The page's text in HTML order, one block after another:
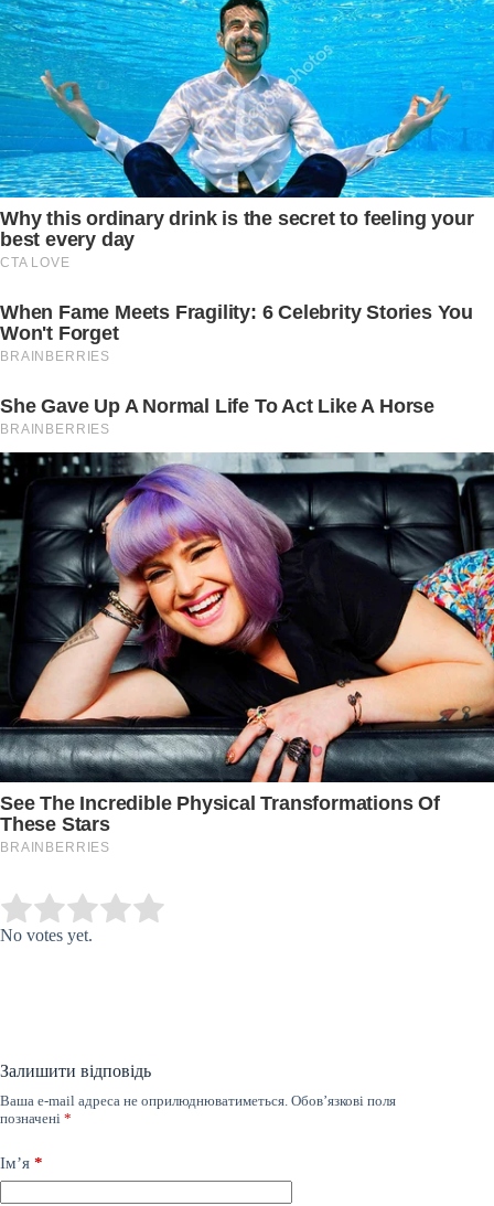
Rate this item:
No votes yet.
Залишити відповідь
Ваша e-mail адреса не оприлюднюватиметься. Обов’язкові поля
позначені *
Ім’я *